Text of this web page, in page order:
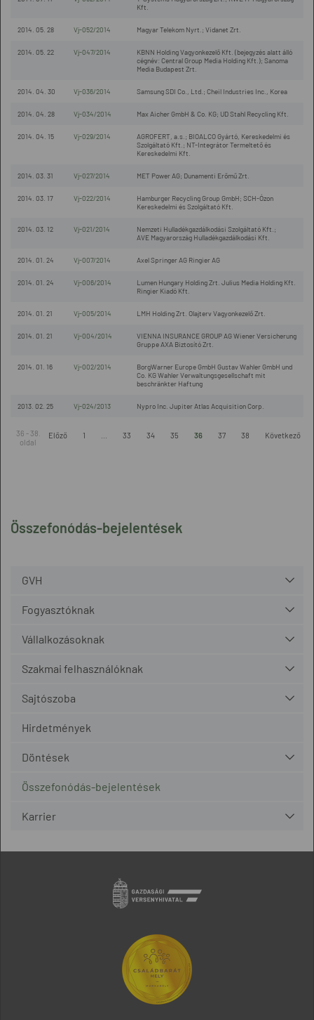
Összefonódás-bejelentések
GVH
Fogyasztóknak
Vállalkozásoknak
Szakmai felhasználóknak
Sajtószoba
Hirdetmények
Döntések
Összefonódás-bejelentések
Karrier
Kft.
2014. 05. 28 Vj-052/2014 Magyar Telekom Nyrt.; Vidanet Zrt.
2014. 05. 22 Vj-047/2014
KBNN Holding Vagyonkezelő Kft. (bejegyzés alatt álló
cégnév: Central Group Media Holding Kft.); Sanoma
Media Budapest Zrt.
2014. 04. 30 Vj-036/2014 Samsung SDI Co., Ltd.; Cheil Industries Inc., Korea
2014. 04. 28 Vj-034/2014 Max Aicher GmbH & Co. KG; UD Stahl Recycling Kft.
2014. 04. 15 Vj-029/2014
AGROFERT, a.s.; BIOALCO Gyártó, Kereskedelmi és
Szolgáltató Kft.; NT-Integrátor Termeltető és
Kereskedelmi Kft.
2014. 03. 31 Vj-027/2014 MET Power AG; Dunamenti Erőmű Zrt.
2014. 03. 17 Vj-022/2014
Hamburger Recycling Group GmbH; SCH-Ózon
Kereskedelmi és Szolgáltató Kft.
2014. 03. 12 Vj-021/2014
Nemzeti Hulladékgazdálkodási Szolgáltató Kft.;
AVE Magyarország Hulladékgazdálkodási Kft.
2014. 01. 24 Vj-007/2014 Axel Springer AG Ringier AG
2014. 01. 24 Vj-006/2014
Lumen Hungary Holding Zrt. Julius Media Holding Kft.
Ringier Kiadó Kft.
2014. 01. 21 Vj-005/2014 LMH Holding Zrt. Olajterv Vagyonkezelő Zrt.
2014. 01. 21 Vj-004/2014
VIENNA INSURANCE GROUP AG Wiener Versicherung
Gruppe AXA Biztosító Zrt.
2014. 01. 16 Vj-002/2014
BorgWarner Europe GmbH Gustav Wahler GmbH und
Co. KG Wahler Verwaltungsgesellschaft mit
beschränkter Haftung
2013. 02. 25 Vj-024/2013 Nypro Inc. Jupiter Atlas Acquisition Corp.
36 - 38.
oldal
Előző 1 33 34 35 36 37 38 Következő